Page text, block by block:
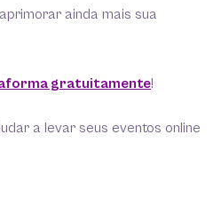
ainda mais sua
gratuitamente!
a levar seus eventos online